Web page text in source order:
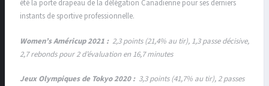
été la porte drapeau de la délégation Canadienne pour ses derniers
instants de sportive professionnelle.
Women’s Américup 2021 :2,3 points (21,4% au tir), 1,3 passe décisive,
2,7 rebonds pour 2 d’évaluation en 16,7 minutes
Jeux Olympiques de Tokyo 2020 :3,3 points (41,7% au tir), 2 passes